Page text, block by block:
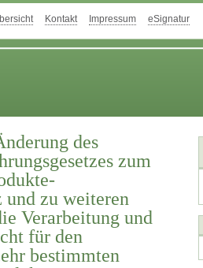
Kontakt Impressum eSignatur
des
zum
und zu weiteren
Verarbeitung und
für den
bestimmten